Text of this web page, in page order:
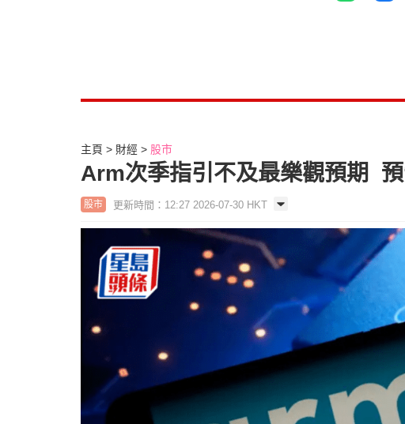
主頁 財經 股市
Arm次季指引不及最樂觀預期
股市 更新時間：12:27 2026-07-30 HKT